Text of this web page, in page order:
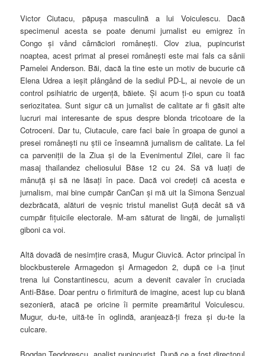
Victor Ciutacu, păpuşa masculină a lui Voiculescu. Dacă
specimenul acesta se poate denumi jurnalist eu emigrez în
Congo şi vând cârnăciori româneşti. Clov ziua, pupincurist
noaptea, acest primat al presei româneşti este mai fals ca sânii
Pamelei Anderson. Băi, dacă la tine este un motiv de bucurie că
Elena Udrea a ieşit plângând de la sediul PD-L, ai nevoie de un
control psihiatric de urgenţă, băiete. Şi acum ţi-o spun cu toată
seriozitatea. Sunt sigur că un jurnalist de calitate ar fi găsit alte
lucruri mai interesante de spus despre blonda tricotoare de la
Cotroceni. Dar tu, Ciutacule, care faci baie în groapa de gunoi a
presei româneşti nu ştii ce înseamnă jurnalism de calitate. La fel
ca parveniţii de la Ziua şi de la Evenimentul Zilei, care îi fac
masaj thailandez cheliosului Băse 12 cu 24. Să vă luaţi de
mânuţă şi să ne lăsaţi în pace. Dacă voi credeţi că acesta e
jurnalism, mai bine cumpăr CanCan şi mă uit la Simona Senzual
dezbrăcată, alături de veşnic tristul manelist Guţă decât să vă
cumpăr fiţuicile electorale. M-am săturat de lingăi, de jurnalişti
giboni ca voi.
Altă dovadă de nesimţire crasă, Mugur Ciuvică. Actor principal în
blockbusterele Armagedon şi Armagedon 2, după ce i-a ţinut
trena lui Constantinescu, acum a devenit cavaler în cruciada
Anti-Băse. Doar pentru o firimitură de imagine, acest lup cu blană
sezonieră, atacă pe oricine îi permite preamăritul Voiculescu.
Mugur, du-te, uită-te în oglindă, aranjează-ţi freza şi du-te la
culcare.